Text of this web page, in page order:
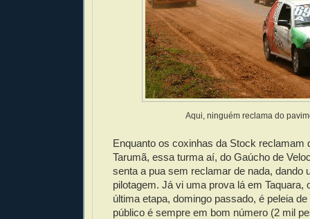
Aqui, ninguém reclama do
Enquanto os coxinhas da Stock reclamam
Tarumã, essa turma aí, do Gaúcho de
senta a pua sem reclamar de nada, dando
pilotagem. Já vi uma prova lá em Taquara,
última etapa, domingo passado, é peleia
público é sempre em bom número (2 mil